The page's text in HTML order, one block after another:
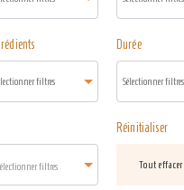
Durée
filtres
Réinitialiser
Tout effacer